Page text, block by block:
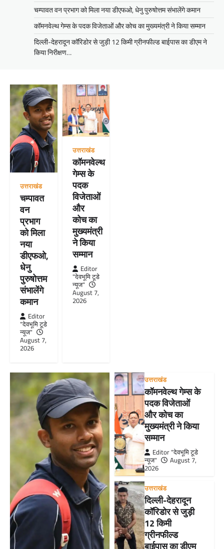
चम्पावत वन प्रभाग को मिला नया डीएफओ, धेनु पुरुषोत्तम संभालेंगे कमान
कॉमनवेल्थ गेम्स के पदक विजेताओं और कोच का मुख्यमंत्री ने किया सम्मान
दिल्ली-देहरादून कॉरिडोर से जुड़ी 12 किमी ग्रीनफील्ड बाईपास का डीएम ने
किया निरीक्षण…
उत्तराखंड
चम्पावत
वन
प्रभाग
को मिला
नया
डीएफओ,
धेनु
पुरुषोत्तम
संभालेंगे
कमान
Editor
"देवभूमि टूडे
न्यूज"
August 7,
2026
उत्तराखंड
कॉमनवेल्थ
गेम्स के
पदक
विजेताओं
और
कोच का
मुख्यमंत्री
ने किया
सम्मान
Editor
"देवभूमि टूडे
न्यूज"
August 7,
2026
उत्तराखंड
कॉमनवेल्थ गेम्स के
पदक विजेताओं
और कोच का
मुख्यमंत्री ने किया
सम्मान
Editor "देवभूमि टूडे
न्यूज"
August 7,
2026
उत्तराखंड
दिल्ली-देहरादून
कॉरिडोर से जुड़ी
12 किमी
ग्रीनफील्ड
बाईपास का डीएम